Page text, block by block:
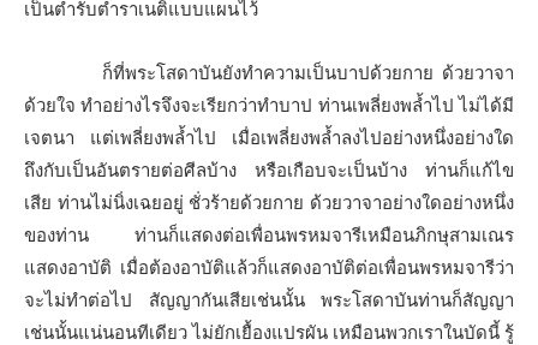
เป็นตำรับตำราเนติแบบแผนไว้
ก็ที่พระโสดาบันยังทำความเป็นบาปด้วยกาย ด้วยวาจา
ด้วยใจ ทำอย่างไรจึงจะเรียกว่าทำบาป ท่านเพลี่ยงพล้ำไป ไม่ได้มี
เจตนา แต่เพลี่ยงพล้ำไป เมื่อเพลี่ยงพล้ำลงไปอย่างหนึ่งอย่างใด
ถึงกับเป็นอันตรายต่อศีลบ้าง หรือเกือบจะเป็นบ้าง ท่านก็แก้ไข
เสีย ท่านไม่นิ่งเฉยอยู่ ชั่วร้ายด้วยกาย ด้วยวาจาอย่างใดอย่างหนึ่ง
ของท่าน ท่านก็แสดงต่อเพื่อนพรหมจารีเหมือนภิกษุสามเณร
แสดงอาบัติ เมื่อต้องอาบัติแล้วก็แสดงอาบัติต่อเพื่อนพรหมจารีว่า
จะไม่ทำต่อไป สัญญากันเสียเช่นนั้น พระโสดาบันท่านก็สัญญา
เช่นนั้นแน่นอนทีเดียว ไม่ยักเยื้องแปรผัน เหมือนพวกเราในบัดนี้ รู้